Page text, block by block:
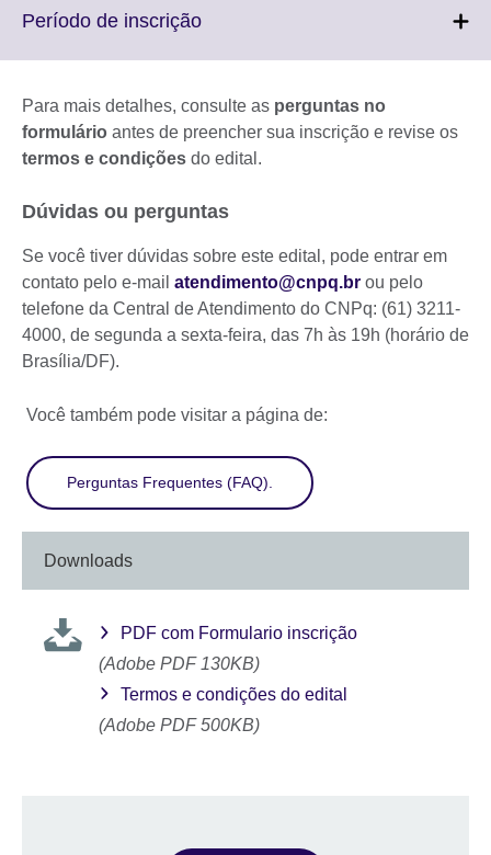
Período de inscriçãoClick
More
information
available.
Para mais detalhes, consulte as perguntas no
formulário antes de preencher sua inscrição e revise os
termos e condições do edital.
Dúvidas ou perguntas
Se você tiver dúvidas sobre este edital, pode entrar em
contato pelo e-mail atendimento@cnpq.br ou pelo
telefone da Central de Atendimento do CNPq: (61) 3211-
4000, de segunda a sexta-feira, das 7h às 19h (horário de
Brasília/DF).
Você também pode visitar a página de:
Perguntas Frequentes (FAQ).
Downloads
PDF com Formulario inscrição
(Adobe PDF 130KB)
Termos e condições do edital
(Adobe PDF 500KB)